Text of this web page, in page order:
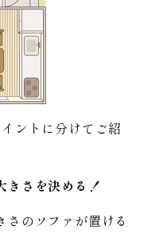
ントに分けてご紹
さを決める！
さのソファが置ける